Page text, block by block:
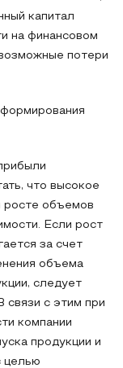
капитал
на финансовом
потери
что высокое
росте объемов
Если рост
за счет
объема
следует
связи с этим при
компании
продукции и
целью